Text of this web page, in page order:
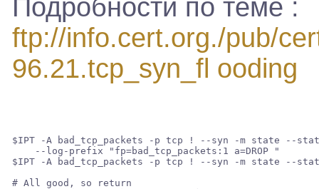
Подробности по теме :
ftp://info.cert.org./pub/
96.21.tcp_syn_fl ooding
$IPT -A bad_tcp_packets -p tcp ! --syn -m state --
    --log-prefix "fp=bad_tcp_packets:1 a=DROP "
$IPT -A bad_tcp_packets -p tcp ! --syn -m state --
# All good, so return